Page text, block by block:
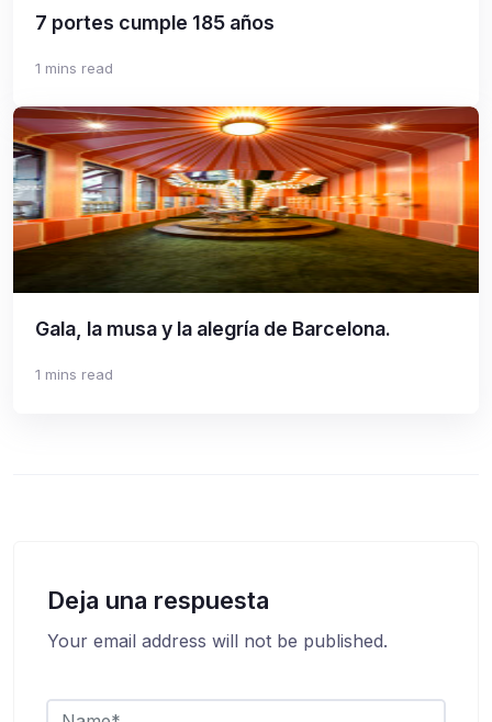
7 portes cumple 185 años
1 mins read
Gala, la musa y la alegría de Barcelona.
1 mins read
Deja una respuesta
Your email address will not be published.